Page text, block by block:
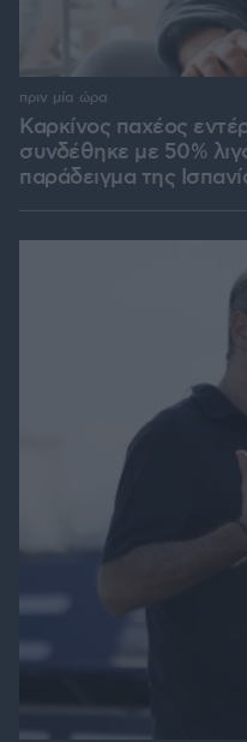
Καρκίνος παχέος
συνδέθηκε με 50%
παράδειγμα της
πριν μία ώρα